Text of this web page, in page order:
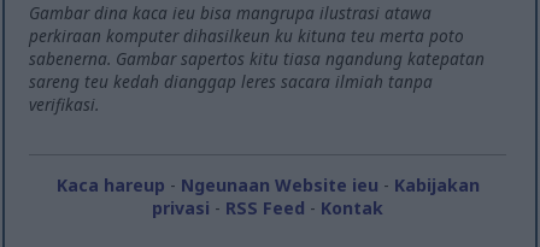
Gambar dina kaca ieu bisa mangrupa ilustrasi atawa
perkiraan komputer dihasilkeun ku kituna teu merta poto
sabenerna. Gambar sapertos kitu tiasa ngandung katepatan
sareng teu kedah dianggap leres sacara ilmiah tanpa
verifikasi.
Kaca hareup - Ngeunaan Website ieu - Kabijakan
privasi - RSS Feed - Kontak